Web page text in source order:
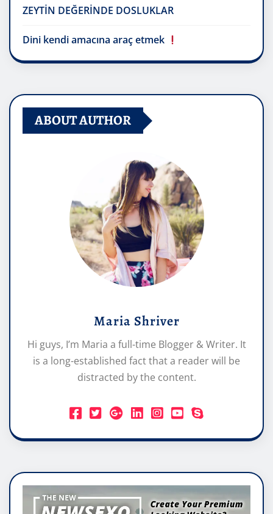
ZEYTİN DEĞERİNDE DOSLUKLAR
Dini kendi amacına araç etmek
ABOUT AUTHOR
Maria Shriver
Hi guys, I’m Maria a full-time Blogger & Writer. It
is a long-established fact that a reader will be
distracted by the content.